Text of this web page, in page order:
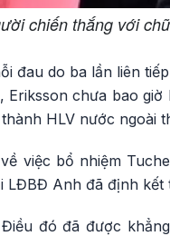
chiến thắng với
đau do ba lần liên
Eriksson chưa bao
HLV nước ngoài
việc bổ nhiệm
LĐBĐ Anh đã định
đó đã được